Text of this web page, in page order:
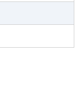
カゴへ